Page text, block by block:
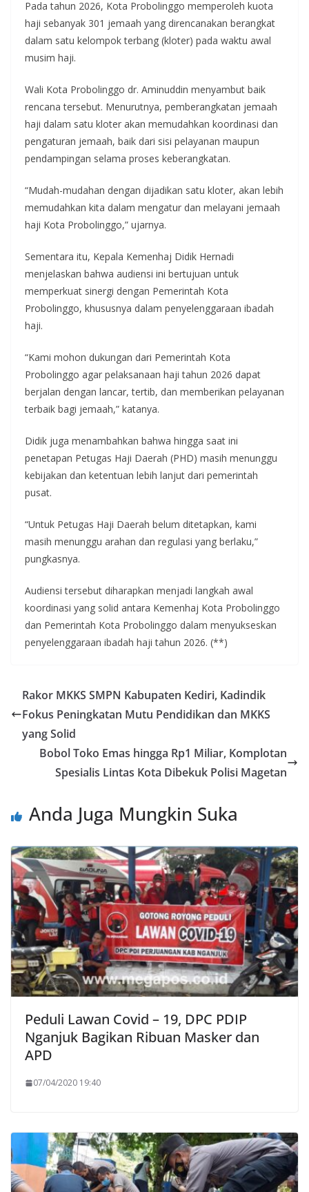
Pada tahun 2026, Kota Probolinggo memperoleh kuota
haji sebanyak 301 jemaah yang direncanakan berangkat
dalam satu kelompok terbang (kloter) pada waktu awal
musim haji.
Wali Kota Probolinggo dr. Aminuddin menyambut baik
rencana tersebut. Menurutnya, pemberangkatan jemaah
haji dalam satu kloter akan memudahkan koordinasi dan
pengaturan jemaah, baik dari sisi pelayanan maupun
pendampingan selama proses keberangkatan.
“Mudah-mudahan dengan dijadikan satu kloter, akan lebih
memudahkan kita dalam mengatur dan melayani jemaah
haji Kota Probolinggo,” ujarnya.
Sementara itu, Kepala Kemenhaj Didik Hernadi
menjelaskan bahwa audiensi ini bertujuan untuk
memperkuat sinergi dengan Pemerintah Kota
Probolinggo, khususnya dalam penyelenggaraan ibadah
haji.
“Kami mohon dukungan dari Pemerintah Kota
Probolinggo agar pelaksanaan haji tahun 2026 dapat
berjalan dengan lancar, tertib, dan memberikan pelayanan
terbaik bagi jemaah,” katanya.
Didik juga menambahkan bahwa hingga saat ini
penetapan Petugas Haji Daerah (PHD) masih menunggu
kebijakan dan ketentuan lebih lanjut dari pemerintah
pusat.
“Untuk Petugas Haji Daerah belum ditetapkan, kami
masih menunggu arahan dan regulasi yang berlaku,”
pungkasnya.
Audiensi tersebut diharapkan menjadi langkah awal
koordinasi yang solid antara Kemenhaj Kota Probolinggo
dan Pemerintah Kota Probolinggo dalam menyukseskan
penyelenggaraan ibadah haji tahun 2026. (**)
Rakor MKKS SMPN Kabupaten Kediri, Kadindik
Fokus Peningkatan Mutu Pendidikan dan MKKS
yang Solid
Bobol Toko Emas hingga Rp1 Miliar, Komplotan
Spesialis Lintas Kota Dibekuk Polisi Magetan
Anda Juga Mungkin Suka
Peduli Lawan Covid – 19, DPC PDIP
Nganjuk Bagikan Ribuan Masker dan
APD
07/04/2020 19:40